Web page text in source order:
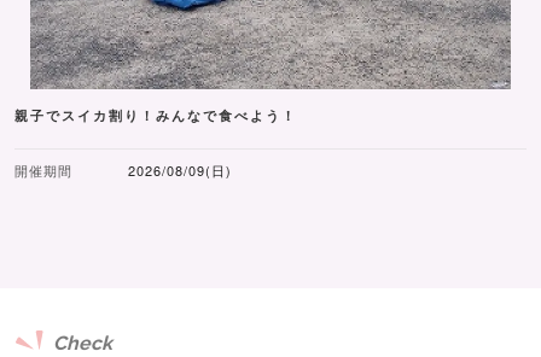
親子でスイカ割り！みんなで食べよう！
開催期間 2026/08/09(日)
Check